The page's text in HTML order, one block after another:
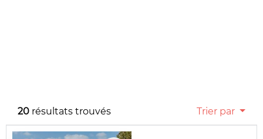
20 résultats trouvés Trier par